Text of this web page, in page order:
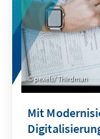
pexels/ Thirdman
Mit